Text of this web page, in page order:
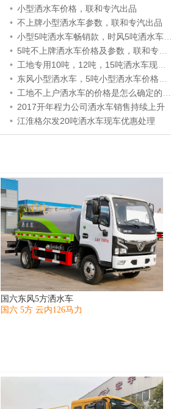
• 小型洒水车价格，联和专汽出品
• 不上牌小型洒水车参数，联和专汽出品
• 小型5吨洒水车畅销款，时风5吨洒水车，联和专汽出品
• 5吨不上牌洒水车价格及参数，联和专汽出品
• 工地专用10吨，12吨，15吨洒水车现车，联和专汽出品
• 东风小型洒水车，5吨小型洒水车价格和参数
• 工地不上户洒水车的价格是怎么确定的，联和专汽告诉你
• 2017开年程力公司洒水车销售持续上升
• 江淮格尔发20吨洒水车现车优惠处理
国六东风5方洒水车
国六 5方 云内126马力